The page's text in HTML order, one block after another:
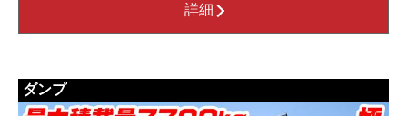
詳細
ダンプ